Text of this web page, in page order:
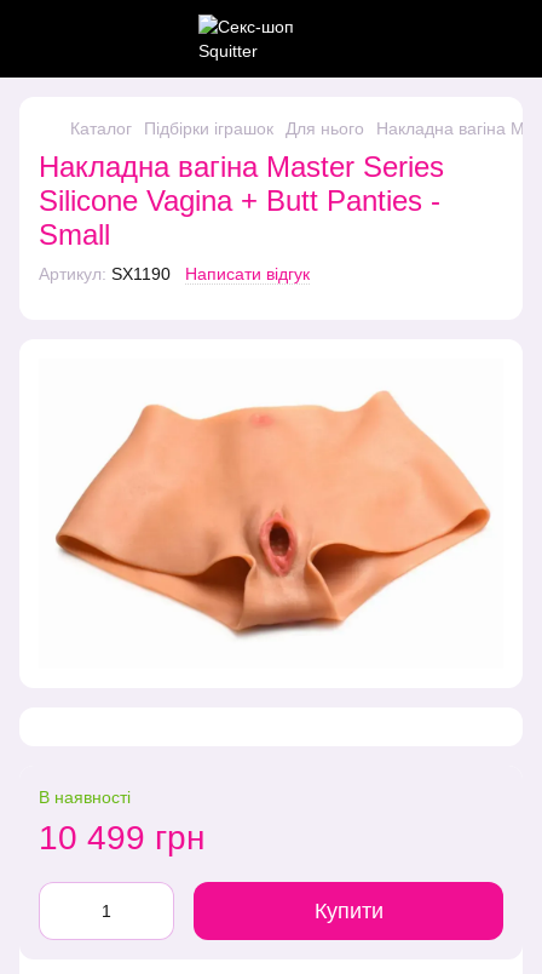
Каталог Підбірки іграшок Для нього Накладна вагіна
Накладна вагіна Master Series
Silicone Vagina + Butt Panties -
Small
Артикул: SX1190 Написати відгук
В наявності
10 499 грн
Купити